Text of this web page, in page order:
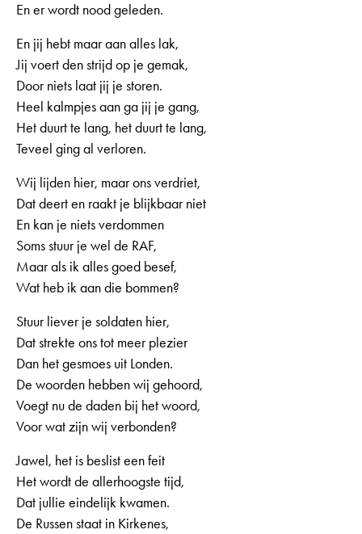
En er wordt nood geleden.
En jij hebt maar aan alles lak,
Jij voert den strijd op je gemak,
Door niets laat jij je storen.
Heel kalmpjes aan ga jij je gang,
Het duurt te lang, het duurt te lang,
Teveel ging al verloren.
Wij lijden hier, maar ons verdriet,
Dat deert en raakt je blijkbaar niet
En kan je niets verdommen
Soms stuur je wel de RAF,
Maar als ik alles goed besef,
Wat heb ik aan die bommen?
Stuur liever je soldaten hier,
Dat strekte ons tot meer plezier
Dan het gesmoes uit Londen.
De woorden hebben wij gehoord,
Voegt nu de daden bij het woord,
Voor wat zijn wij verbonden?
Jawel, het is beslist een feit
Het wordt de allerhoogste tijd,
Dat jullie eindelijk kwamen.
De Russen staat in Kirkenes,